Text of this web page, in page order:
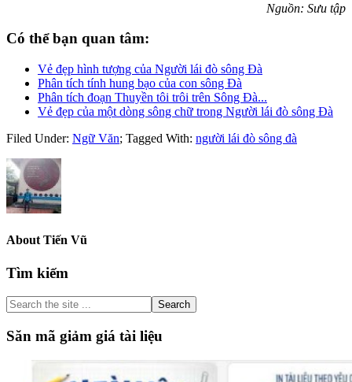
Nguồn: Sưu tập
Có thể bạn quan tâm:
Vẻ đẹp hình tượng của Người lái đò sông Đà
Phân tích tính hung bạo của con sông Đà
Phân tích đoạn Thuyền tôi trôi trên Sông Đà...
Vẻ đẹp của một dòng sông chữ trong Người lái đò sông Đà
Filed Under: Ngữ Văn; Tagged With: người lái đò sông đà
About Tiến Vũ
Primary
Sidebar
Tìm kiếm
Search
the
site
...
Săn mã giảm giá tài liệu